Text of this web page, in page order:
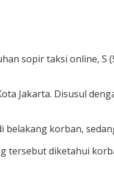
sopir taksi online, S
Jakarta. Disusul
korban,
tersebut diketahui